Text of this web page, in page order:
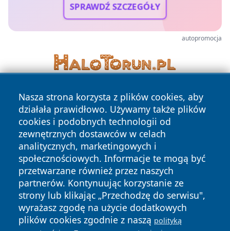
SPRAWDŹ SZCZEGÓŁY
autopromocja
Nasza strona korzysta z plików cookies, aby
działała prawidłowo. Używamy także plików
cookies i podobnych technologii od
zewnętrznych dostawców w celach
analitycznych, marketingowych i
społecznościowych. Informacje te mogą być
przetwarzane również przez naszych
partnerów. Kontynuując korzystanie ze
strony lub klikając „Przechodzę do serwisu",
wyrażasz zgodę na użycie dodatkowych
plików cookies zgodnie z naszą polityką
Copyright © 2026 oswieciminfo.pl Wszystkie prawa
zastrzeżone.
News Autorzy
Polityka
Prywatności
Polityka
Cookies